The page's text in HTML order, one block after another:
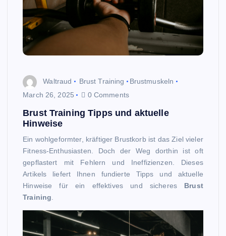
Waltraud Brust Training
Brustmuskeln
March 26, 2025
0 Comments
Brust Training Tipps und aktuelle
Hinweise
Ein wohlgeformter, kräftiger Brustkorb ist das Ziel vieler
Fitness-Enthusiasten. Doch der Weg dorthin ist oft
gepflastert mit Fehlern und Ineffizienzen. Dieses
Artikels liefert Ihnen fundierte Tipps und aktuelle
Hinweise für ein effektives und sicheres Brust
Training